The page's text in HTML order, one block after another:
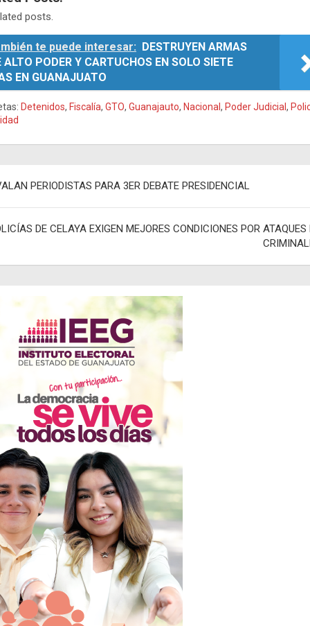
posts.
te puede interesar: DESTRUYEN ARMAS
ALTO PODER Y CARTUCHOS EN SOLO SIETE
EN GUANAJUATO
Detenidos, Fiscalía, GTO, Guanajauto, Nacional , Poder Judicial ,
PERIODISTAS PARA 3ER DEBATE PRESIDENCIAL
DE CELAYA EXIGEN MEJORES CONDICIONES POR ATAQUES